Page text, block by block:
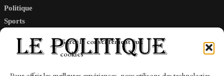
Gérer le consentement aux
cookies
Politique
Sports